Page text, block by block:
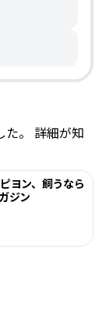
た。 詳細が知
ヨン、飼うなら
ジン